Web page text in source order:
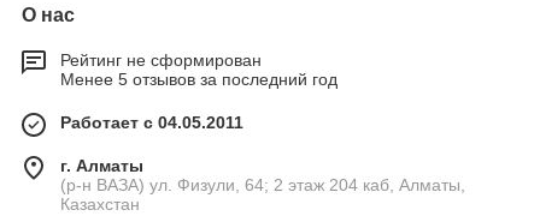
О нас
Рейтинг не сформирован
Менее 5 отзывов за последний год
Работает с 04.05.2011
г. Алматы
(р-н ВАЗА) ул. Физули, 64; 2 этаж 204 каб, Алматы,
Казахстан